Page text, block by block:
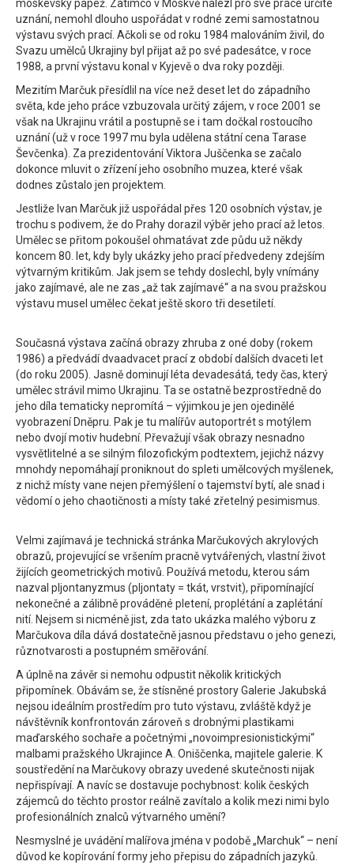
moskevský papež. Zatímco v Moskvě nalezl pro své práce určité
uznání, nemohl dlouho uspořádat v rodné zemi samostatnou
výstavu svých prací. Ačkoli se od roku 1984 malováním živil, do
Svazu umělců Ukrajiny byl přijat až po své padesátce, v roce
1988, a první výstavu konal v Kyjevě o dva roky později.
Mezitím Marčuk přesídlil na více než deset let do západního
světa, kde jeho práce vzbuzovala určitý zájem, v roce 2001 se
však na Ukrajinu vrátil a postupně se i tam dočkal rostoucího
uznání (už v roce 1997 mu byla udělena státní cena Tarase
Ševčenka). Za prezidentování Viktora Juščenka se začalo
dokonce mluvit o zřízení jeho osobního muzea, které však
dodnes zůstalo jen projektem.
Jestliže Ivan Marčuk již uspořádal přes 120 osobních výstav, je
trochu s podivem, že do Prahy dorazil výběr jeho prací až letos.
Umělec se přitom pokoušel ohmatávat zde půdu už někdy
koncem 80. let, kdy byly ukázky jeho prací předvedeny zdejším
výtvarným kritikům. Jak jsem se tehdy doslechl, byly vnímány
jako zajímavé, ale ne zas „až tak zajímavé“ a na svou pražskou
výstavu musel umělec čekat ještě skoro tři desetiletí.
Současná výstava začíná obrazy zhruba z oné doby (rokem
1986) a předvádí dvaadvacet prací z období dalších dvaceti let
(do roku 2005). Jasně dominují léta devadesátá, tedy čas, který
umělec strávil mimo Ukrajinu. Ta se ostatně bezprostředně do
jeho díla tematicky nepromítá – výjimkou je jen ojedinělé
vyobrazení Dněpru. Pak je tu malířův autoportrét s motýlem
nebo dvojí motiv hudební. Převažují však obrazy nesnadno
vysvětlitelné a se silným filozofickým podtextem, jejichž názvy
mnohdy nepomáhají proniknout do spleti umělcových myšlenek,
z nichž místy vane nejen přemýšlení o tajemství bytí, ale snad i
vědomí o jeho chaotičnosti a místy také zřetelný pesimismus.
Velmi zajímavá je technická stránka Marčukových akrylových
obrazů, projevující se vršením pracně vytvářených, vlastní život
žijících geometrických motivů. Používá metodu, kterou sám
nazval pljontanyzmus (pljontaty = tkát, vrstvit), připomínající
nekonečné a zálibně prováděné pletení, proplétání a zaplétání
nití. Nejsem si nicméně jist, zda tato ukázka malého výboru z
Marčukova díla dává dostatečně jasnou představu o jeho genezi,
různotvarosti a postupném směřování.
A úplně na závěr si nemohu odpustit několik kritických
připomínek. Obávám se, že stísněné prostory Galerie Jakubská
nejsou ideálním prostředím pro tuto výstavu, zvláště když je
návštěvník konfrontován zároveň s drobnými plastikami
maďarského sochaře a početnými „novoimpresionistickými“
malbami pražského Ukrajince A. Oniščenka, majitele galerie. K
soustředění na Marčukovy obrazy uvedené skutečnosti nijak
nepřispívají. A navíc se dostavuje pochybnost: kolik českých
zájemců do těchto prostor reálně zavítalo a kolik mezi nimi bylo
profesionálních znalců výtvarného umění?
Nesmyslné je uvádění malířova jména v podobě „Marchuk“ – není
důvod ke kopírování formy jeho přepisu do západních jazyků.